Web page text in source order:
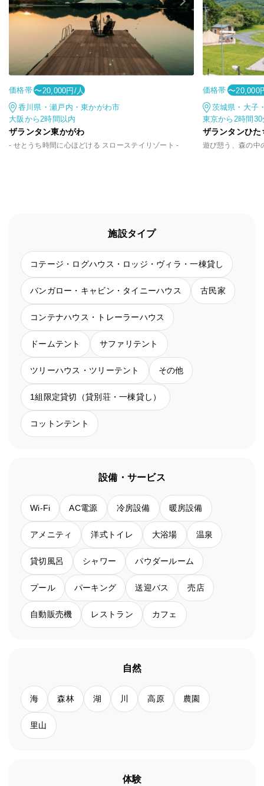
価格帯 〜20,000円/人
香川県・瀬戸内・東かがわ市
大阪から2時間以内
ザランタン東かがわ
- せとうち時間に心ほどける スローステイリゾート -
価格帯 〜20,000
茨城県・大子
東京から2時間
ザランタンひ
施設タイプ
コテージ・ログハウス・ロッジ・ヴィラ・一棟貸し
バンガロー・キャビン・タイニーハウス 古民家
コンテナハウス・トレーラーハウス
ドームテント サファリテント
ツリーハウス・ツリーテント その他
1組限定貸切（貸別荘・一棟貸し）
コットンテント
設備・サービス
Wi-Fi AC電源 冷房設備 暖房設備
アメニティ 洋式トイレ 大浴場 温泉
貸切風呂 シャワー パウダールーム
プール パーキング 送迎バス 売店
自動販売機 レストラン カフェ
自然
海 森林 湖 川 高原 農園
里山
体験